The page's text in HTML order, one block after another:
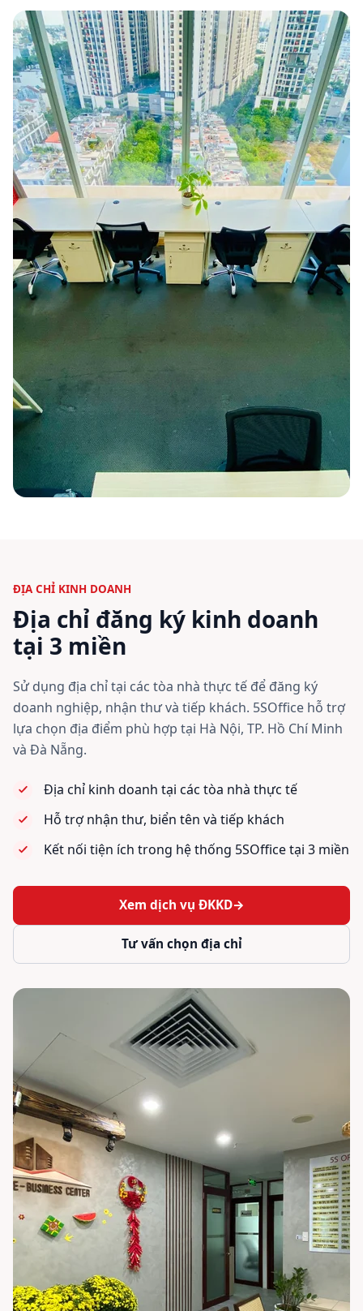
ĐỊA CHỈ KINH DOANH
Địa chỉ đăng ký kinh doanh
tại 3 miền
Sử dụng địa chỉ tại các tòa nhà thực tế để đăng ký
doanh nghiệp, nhận thư và tiếp khách. 5SOffice hỗ trợ
lựa chọn địa điểm phù hợp tại Hà Nội, TP. Hồ Chí Minh
và Đà Nẵng.
Địa chỉ kinh doanh tại các tòa nhà thực tế
Hỗ trợ nhận thư, biển tên và tiếp khách
Kết nối tiện ích trong hệ thống 5SOffice tại 3 miền
Xem dịch vụ ĐKKD→
Tư vấn chọn địa chỉ